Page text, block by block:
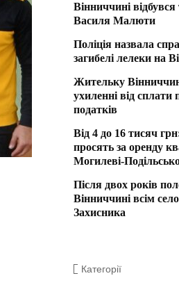
Вінниччині відбувся
Василя Малюти
Поліція назвала
загибелі лелеки на
Жительку
ухиленні від
податків
Від 4 до 16 тисяч
просять за оренду
Могилеві-
Після двох років
Вінниччині всім
Захисника
Категорії